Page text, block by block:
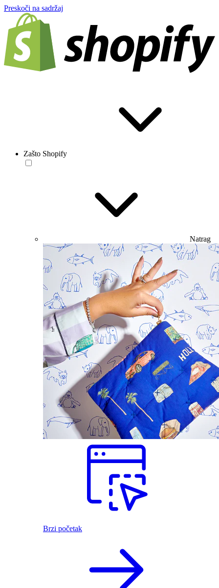
Preskoči na sadržaj
Zašto Shopify
Natrag
Brzi početak